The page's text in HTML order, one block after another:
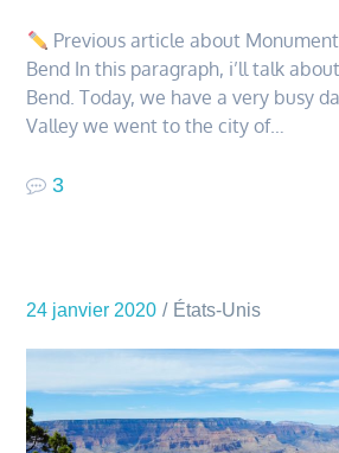
Previous article about
Bend In this paragraph, i’ll talk
Bend. Today, we have a very busy
Valley we went to the city of…
3
24 janvier 2020 États-Unis